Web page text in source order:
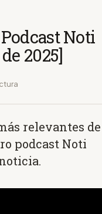
Noti
2025]
relevantes de
podcast Noti